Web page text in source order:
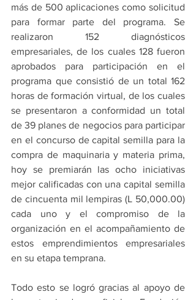
más de 500 aplicaciones como solicitud
para formar parte del programa. Se
realizaron 152 diagnósticos
empresariales, de los cuales 128 fueron
aprobados para participación en el
programa que consistió de un total 162
horas de formación virtual, de los cuales
se presentaron a conformidad un total
de 39 planes de negocios para participar
en el concurso de capital semilla para la
compra de maquinaria y materia prima,
hoy se premiarán las ocho iniciativas
mejor calificadas con una capital semilla
de cincuenta mil lempiras (L 50,000.00)
cada uno y el compromiso de la
organización en el acompañamiento de
estos emprendimientos empresariales
en su etapa temprana.
Todo esto se logró gracias al apoyo de